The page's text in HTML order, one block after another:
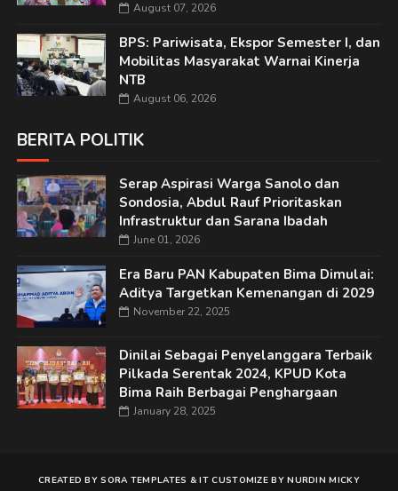
August 07, 2026
BPS: Pariwisata, Ekspor Semester I, dan
Mobilitas Masyarakat Warnai Kinerja
NTB
August 06, 2026
BERITA POLITIK
Serap Aspirasi Warga Sanolo dan
Sondosia, Abdul Rauf Prioritaskan
Infrastruktur dan Sarana Ibadah
June 01, 2026
Era Baru PAN Kabupaten Bima Dimulai:
Aditya Targetkan Kemenangan di 2029
November 22, 2025
Dinilai Sebagai Penyelanggara Terbaik
Pilkada Serentak 2024, KPUD Kota
Bima Raih Berbagai Penghargaan
January 28, 2025
CREATED BYSORA TEMPLATES &IT CUSTOMIZE BYNURDIN MICKY